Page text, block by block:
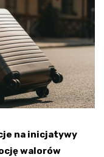
na inicjatywy
walorów